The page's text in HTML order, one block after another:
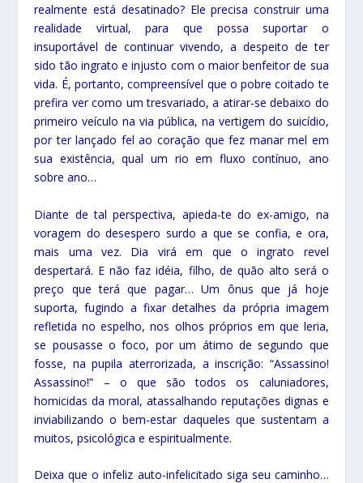
realmente está desatinado? Ele precisa construir uma
realidade virtual, para que possa suportar o
insuportável de continuar vivendo, a despeito de ter
sido tão ingrato e injusto com o maior benfeitor de sua
vida. É, portanto, compreensível que o pobre coitado te
prefira ver como um tresvariado, a atirar-se debaixo do
primeiro veículo na via pública, na vertigem do suicídio,
por ter lançado fel ao coração que fez manar mel em
sua existência, qual um rio em fluxo contínuo, ano
sobre ano…
Diante de tal perspectiva, apieda-te do ex-amigo, na
voragem do desespero surdo a que se confia, e ora,
mais uma vez. Dia virá em que o ingrato revel
despertará. E não faz idéia, filho, de quão alto será o
preço que terá que pagar… Um ônus que já hoje
suporta, fugindo a fixar detalhes da própria imagem
refletida no espelho, nos olhos próprios em que leria,
se pousasse o foco, por um átimo de segundo que
fosse, na pupila aterrorizada, a inscrição: “Assassino!
Assassino!” – o que são todos os caluniadores,
homicidas da moral, atassalhando reputações dignas e
inviabilizando o bem-estar daqueles que sustentam a
muitos, psicológica e espiritualmente.
Deixa que o infeliz auto-infelicitado siga seu caminho…